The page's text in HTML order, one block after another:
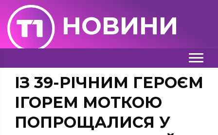
НОВИНИ
ІЗ 39-РІЧНИМ ГЕРОЄМ
ІГОРЕМ МОТКОЮ
ПОПРОЩАЛИСЯ У